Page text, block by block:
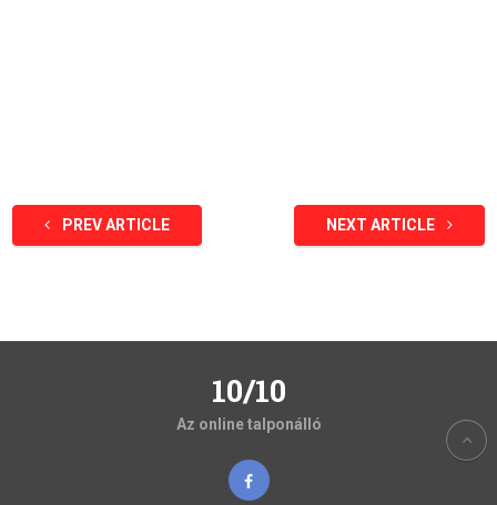
PREV ARTICLE NEXT ARTICLE
10/10
Az online talponálló